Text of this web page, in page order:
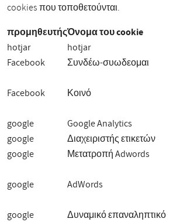
cookies που τοποθετούνται.
προμηθευτήςΌνομα του cookie
hotjar hotjar
Facebook
Συνδέω-συωδεομαι
Facebook
Κοινό
google
Google Analytics
google
Διαχειριστής ετικετών
google
Μετατροπή Adwords
google
AdWords
google
Δυναμικό επαναληπτικό